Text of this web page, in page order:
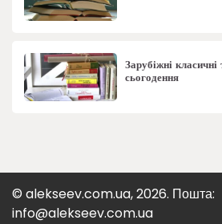
Зарубіжні
сьогодення
© alekseev.com.ua, 2026. Пошта:
info@alekseev.com.ua